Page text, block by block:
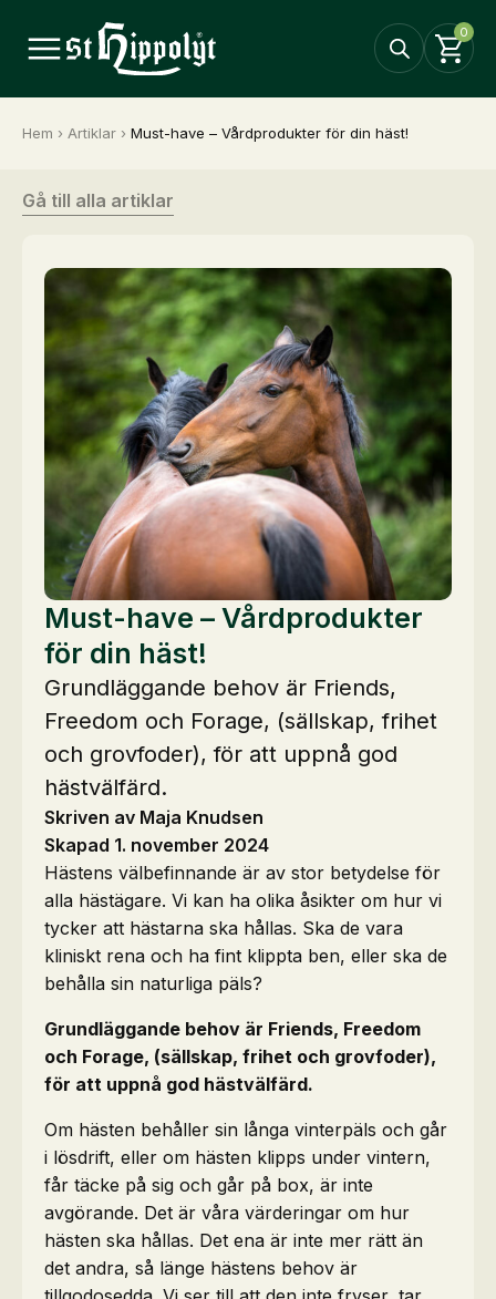
0
Hem › Artiklar › Must-have – Vårdprodukter för din häst!
Gå till alla artiklar
Must-have – Vårdprodukter
för din häst!
Grundläggande behov är Friends,
Freedom och Forage, (sällskap, frihet
och grovfoder), för att uppnå god
hästvälfärd.
Skriven av Maja Knudsen
Skapad 1. november 2024
Hästens välbefinnande är av stor betydelse för
alla hästägare. Vi kan ha olika åsikter om hur vi
tycker att hästarna ska hållas. Ska de vara
kliniskt rena och ha fint klippta ben, eller ska de
behålla sin naturliga päls?
Grundläggande behov är Friends, Freedom
och Forage, (sällskap, frihet och grovfoder),
för att uppnå god hästvälfärd.
Om hästen behåller sin långa vinterpäls och går
i lösdrift, eller om hästen klipps under vintern,
får täcke på sig och går på box, är inte
avgörande. Det är våra värderingar om hur
hästen ska hållas. Det ena är inte mer rätt än
det andra, så länge hästens behov är